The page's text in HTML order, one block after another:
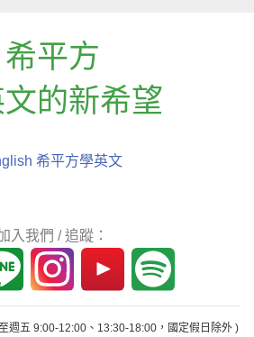
希平方
的新希望
希平方學英文
入我們 / 追蹤：
週五 9:00-12:00、13:30-18:00，國定假日除外 )